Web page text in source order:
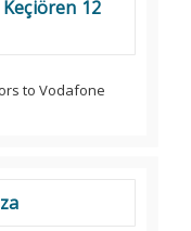
12
to Vodafone